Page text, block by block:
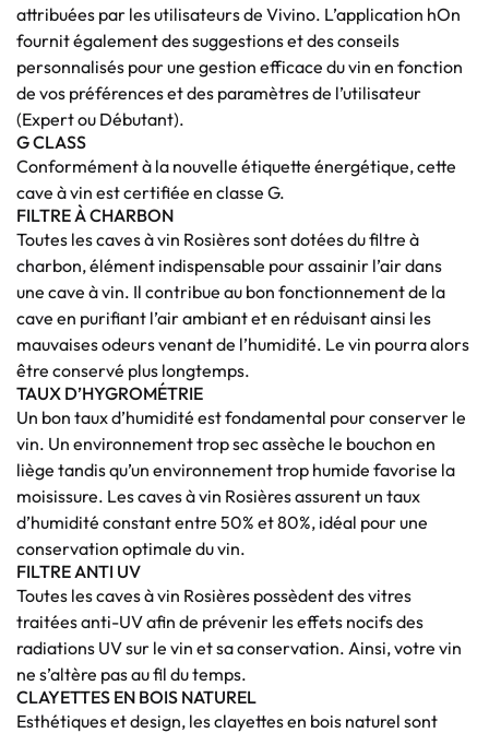
attribuées par les utilisateurs de Vivino. L’application hOn
fournit également des suggestions et des conseils
personnalisés pour une gestion efficace du vin en fonction
de vos préférences et des paramètres de l’utilisateur
(Expert ou Débutant).
G CLASS
Conformément à la nouvelle étiquette énergétique, cette
cave à vin est certifiée en classe G.
FILTRE À CHARBON
Toutes les caves à vin Rosières sont dotées du filtre à
charbon, élément indispensable pour assainir l’air dans
une cave à vin. Il contribue au bon fonctionnement de la
cave en purifiant l’air ambiant et en réduisant ainsi les
mauvaises odeurs venant de l’humidité. Le vin pourra alors
être conservé plus longtemps.
TAUX D’HYGROMÉTRIE
Un bon taux d’humidité est fondamental pour conserver le
vin. Un environnement trop sec assèche le bouchon en
liège tandis qu’un environnement trop humide favorise la
moisissure. Les caves à vin Rosières assurent un taux
d’humidité constant entre 50% et 80%, idéal pour une
conservation optimale du vin.
FILTRE ANTI UV
Toutes les caves à vin Rosières possèdent des vitres
traitées anti-UV afin de prévenir les effets nocifs des
radiations UV sur le vin et sa conservation. Ainsi, votre vin
ne s’altère pas au fil du temps.
CLAYETTES EN BOIS NATUREL
Esthétiques et design, les clayettes en bois naturel sont